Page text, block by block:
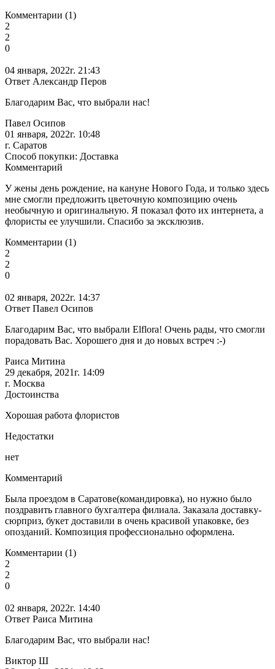
Комментарии (1)
2
2
0
04 января, 2022г. 21:43
Ответ Александр Перов
Благодарим Вас, что выбрали нас!
Павел Осипов
01 января, 2022г. 10:48
г. Саратов
Способ покупки: Доставка
Комментарий
У жены день рождение, на кануне Нового Года, и только здесь
мне смогли предложить цветочную композицию очень
необычную и оригинальную. Я показал фото их интернета, а
флористы ее улучшили. Спасибо за эксклюзив.
Комментарии (1)
2
2
0
02 января, 2022г. 14:37
Ответ Павел Осипов
Благодарим Вас, что выбрали Elflora! Очень рады, что смогли
порадовать Вас. Хорошего дня и до новых встреч :-)
Раиса Митина
29 декабря, 2021г. 14:09
г. Москва
Достоинства
Хорошая работа флористов
Недостатки
нет
Комментарий
Была проездом в Саратове(командировка), но нужно было
поздравить главного бухгалтера филиала. Заказала доставку-
сюрприз, букет доставили в очень красивой упаковке, без
опозданий. Композиция профессионально оформлена.
Комментарии (1)
2
2
0
02 января, 2022г. 14:40
Ответ Раиса Митина
Благодарим Вас, что выбрали нас!
Виктор Ш